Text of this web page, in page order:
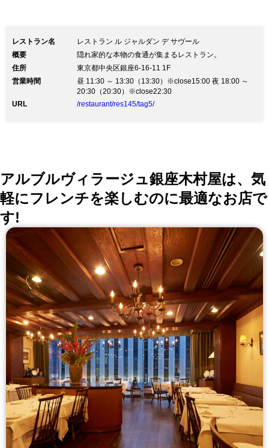
レストラン名
レストラン ル ジャルダン デ サヴール
概要
隠れ家的な本物の食通が集まるレストラン。
住所
東京都中央区銀座6-16-11 1F
営業時間
昼 11:30 ～ 13:30（13:30）※close15:00 夜 18:00 ～
20:30（20:30）※close22:30
URL
/restaurant/res145/tag5/
アルブルヴィラージュ銀座木村屋は、気
軽にフレンチを楽しむのに最適なお店で
す!